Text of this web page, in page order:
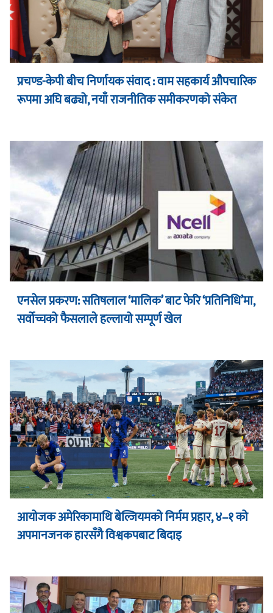
प्रचण्ड-केपी बीच निर्णायक संवाद : वाम सहकार्य औपचारिक
रूपमा अघि बढ्यो, नयाँ राजनीतिक समीकरणको संकेत
एनसेल प्रकरण: सतिषलाल ‘मालिक’ बाट फेरि ‘प्रतिनिधि’मा,
सर्वोच्चको फैसलाले हल्लायो सम्पूर्ण खेल
आयोजक अमेरिकामाथि बेल्जियमको निर्मम प्रहार, ४–१ को
अपमानजनक हारसँगै विश्वकपबाट बिदाइ